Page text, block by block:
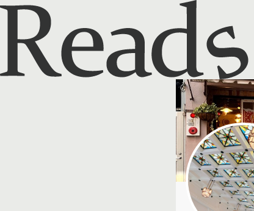
Reads - 読書のSNS＆記録アプリ